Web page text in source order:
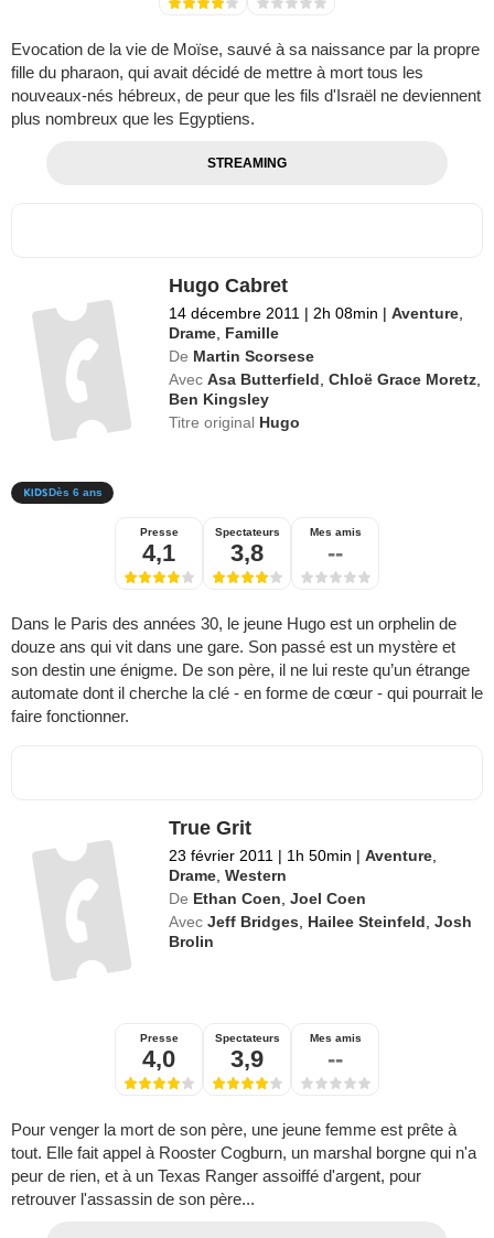
Evocation de la vie de Moïse, sauvé à sa naissance par la propre
fille du pharaon, qui avait décidé de mettre à mort tous les
nouveaux-nés hébreux, de peur que les fils d'Israël ne deviennent
plus nombreux que les Egyptiens.
STREAMING
Hugo Cabret
14 décembre 2011 | 2h 08min | Aventure,
Drame, Famille
De Martin Scorsese
Avec Asa Butterfield,Chloë Grace Moretz,
Ben Kingsley
Titre original Hugo
Dès 6 ans
Presse
4,1
Spectateurs
3,8
Mes amis
--
Dans le Paris des années 30, le jeune Hugo est un orphelin de
douze ans qui vit dans une gare. Son passé est un mystère et
son destin une énigme. De son père, il ne lui reste qu’un étrange
automate dont il cherche la clé - en forme de cœur - qui pourrait le
faire fonctionner.
True Grit
23 février 2011 | 1h 50min | Aventure,
Drame, Western
De Ethan Coen,Joel Coen
Avec Jeff Bridges, Hailee Steinfeld,Josh
Brolin
Presse
4,0
Spectateurs
3,9
Mes amis
--
Pour venger la mort de son père, une jeune femme est prête à
tout. Elle fait appel à Rooster Cogburn, un marshal borgne qui n'a
peur de rien, et à un Texas Ranger assoiffé d'argent, pour
retrouver l'assassin de son père...